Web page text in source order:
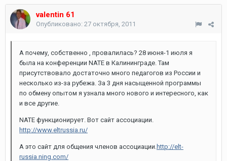
valentin 61
Опубликовано: 27 октября, 2011
А почему, собственно , провалилась? 28 июня-1 июля я
была на конференции NATE в Калининграде. Там
присутствовало достаточно много педагогов из России и
несколько из-за рубежа. За 3 дня насыщенной программы
по обмену опытом я узнала много нового и интересного, как
и все другие.
NATE функционирует. Вот сайт ассоциации.
http://www.eltrussia.ru/
А это сайт для общения членов ассоциации.http://elt-
russia.ning.com/